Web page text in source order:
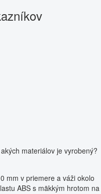
materiálov je vyrobený?
mm v priemere a váži okolo
ABS s mäkkým hrotom na